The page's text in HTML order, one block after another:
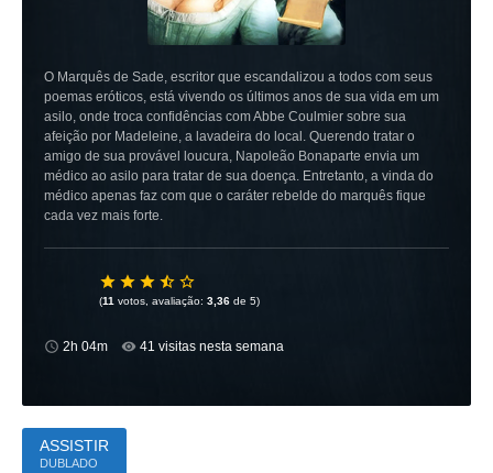
O Marquês de Sade, escritor que escandalizou a todos com seus
poemas eróticos, está vivendo os últimos anos de sua vida em um
asilo, onde troca confidências com Abbe Coulmier sobre sua
afeição por Madeleine, a lavadeira do local. Querendo tratar o
amigo de sua provável loucura, Napoleão Bonaparte envia um
médico ao asilo para tratar de sua doença. Entretanto, a vinda do
médico apenas faz com que o caráter rebelde do marquês fique
cada vez mais forte.
(11 votos, avaliação: 3,36 de 5)
2h 04m 41 visitas nesta semana
ASSISTIR
DUBLADO